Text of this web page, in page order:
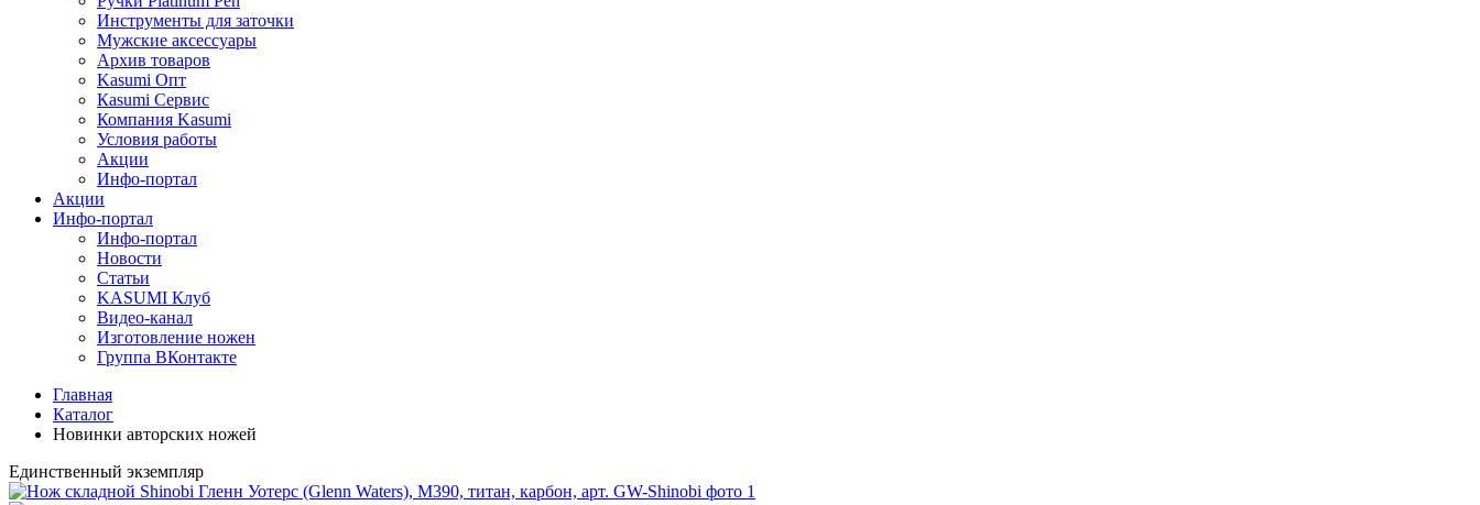
Инструменты для заточки
Мужские аксессуары
Архив товаров
Kasumi Опт
Кasumi Сервис
Компания Kasumi
Условия работы
Акции
Инфо-портал
Акции
Инфо-портал
Инфо-портал
Новости
Статьи
KASUMI Клуб
Видео-канал
Изготовление ножен
Группа ВКонтакте
Главная
Каталог
Новинки авторских ножей
Единственный экземпляр